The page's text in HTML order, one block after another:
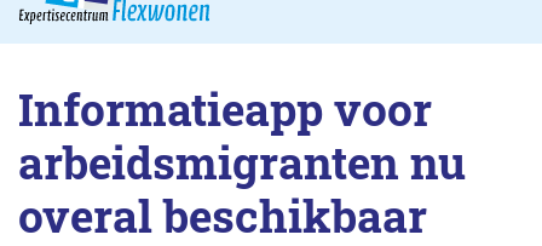
Informatieapp voor
arbeidsmigranten nu
overal beschikbaar